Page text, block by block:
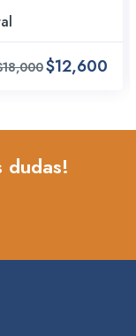
$12,600
dudas!